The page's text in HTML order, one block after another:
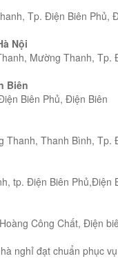
Tp. Điện Biên Phủ,
Nội
Mường Thanh, Tp.
Biên
Biên Phủ, Điện Biên
Thanh, Thanh Bình, Tp.
tp. Điện Biên Phủ,Điện
Công Chất, Điện
nghỉ đạt chuẩn phục